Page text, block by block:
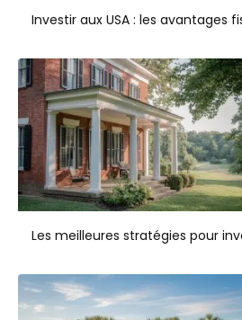
Investir aux USA : les avantages
Les meilleures stratégies pour